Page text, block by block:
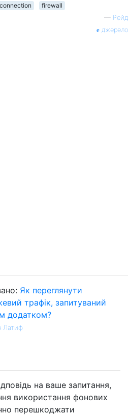
firewall
— Рейд
джерело
Як переглянути
трафік, запитуваний
додатком?
Латиф
на ваше запитання,
використання фонових
перешкоджати